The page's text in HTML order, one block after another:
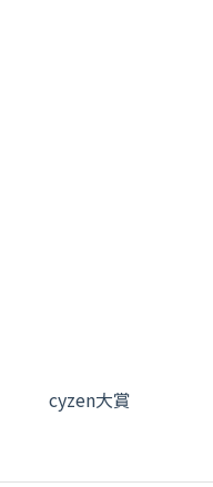
cyzen大賞